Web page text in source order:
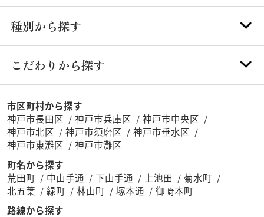
種別から探す
こだわりから探す
市区町村から探す
神戸市長田区
神戸市兵庫区
神戸市中央区
神戸市北区
神戸市須磨区
神戸市垂水区
神戸市東灘区
神戸市灘区
町名から探す
荒田町
中山手通 下山手通 上池田
菊水町
北五葉
緑町 林山町 塚本通
御崎本町
路線から探す